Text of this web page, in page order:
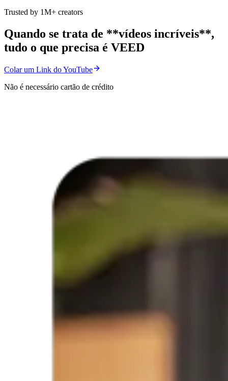
Trusted by 1M+ creators
Quando se trata de **vídeos incríveis**,
tudo o que precisa é VEED
Colar um Link do YouTube
Não é necessário cartão de crédito